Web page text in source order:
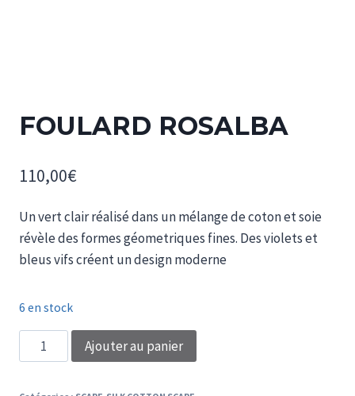
FOULARD ROSALBA
110,00€
Un vert clair réalisé dans un mélange de coton et soie
révèle des formes géometriques fines. Des violets et
bleus vifs créent un design moderne
6 en stock
quantité
de
Ajouter au panier